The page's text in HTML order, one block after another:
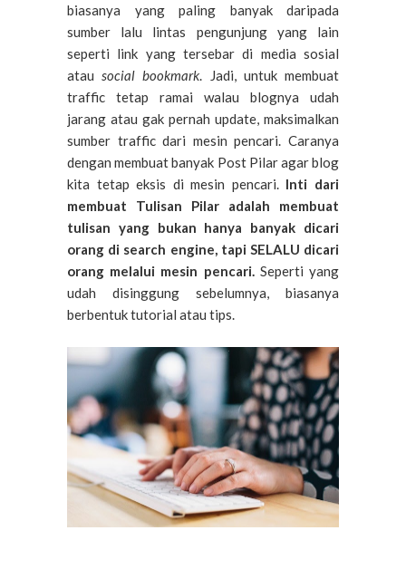
biasanya yang paling banyak daripada
sumber lalu lintas pengunjungyang lain
seperti link yang tersebardi mediasosial
atau social bookmark. Jadi, untuk membuat
traffic tetap ramai walau blognya udah
jarang atau gak pernah update, maksimalkan
sumber traffic dari mesin pencari. Caranya
dengan membuat banyak Post Pilar agar blog
kita tetap eksis di mesin pencari. Inti dari
membuat Tulisan Pilar adalah membuat
tulisan yang bukan hanya banyak dicari
orang di search engine, tapi SELALU dicari
orang melalui mesin pencari.Seperti yang
udah disinggung sebelumnya, biasanya
berbentuk tutorial atau tips.